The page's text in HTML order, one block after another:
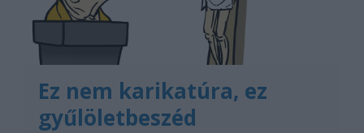
Ez nem karikatúra, ez
gyűlöletbeszéd